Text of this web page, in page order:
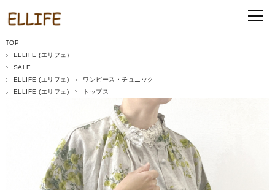
TOP
ELLIFE (エリフェ)
SALE
ELLIFE (エリフェ)
ワンピース・チュニック
ELLIFE (エリフェ)
トップス